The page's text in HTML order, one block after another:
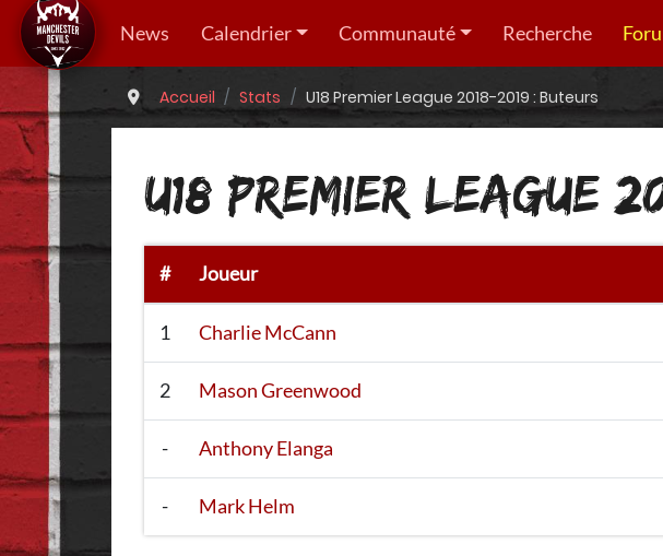
News Calendrier Communauté Recherche
Accueil Stats U18 Premier League 2018-2019 : Buteurs
U18 PREMIER LEAGUE
# Joueur
1 Charlie McCann
2 Mason Greenwood
- Anthony Elanga
- Mark Helm